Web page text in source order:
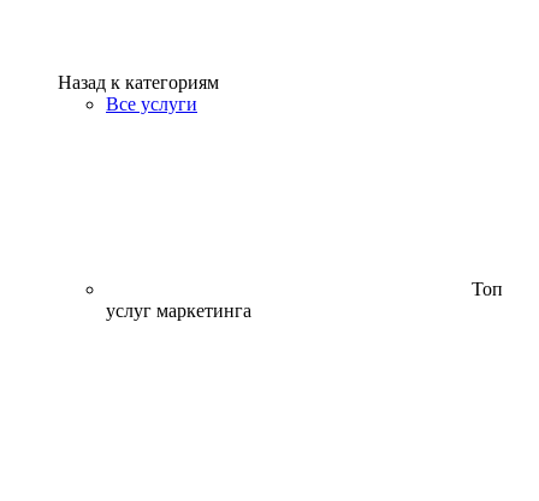
Назад к категориям
Все услуги
Топ
услуг маркетинга